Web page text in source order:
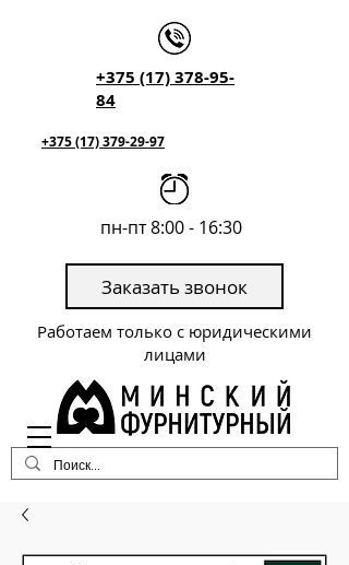
+375 (17) 378-95-
84
Заказать звонок
пн-пт 8:00 - 16:30
Работаем только с юридическими
лицами
+375 (17) 379-29-97